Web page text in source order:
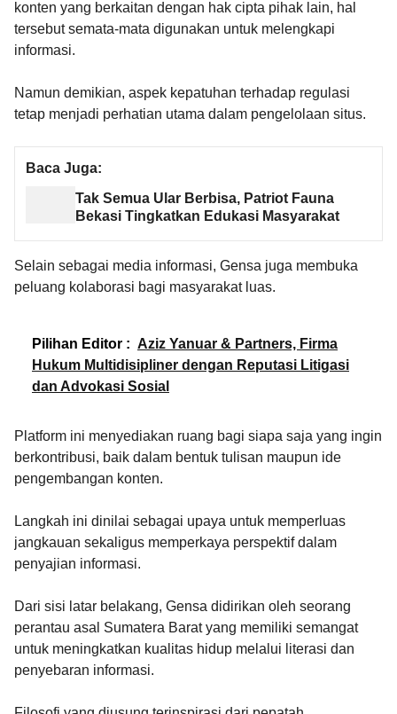
konten yang berkaitan dengan hak cipta pihak lain, hal
tersebut semata-mata digunakan untuk melengkapi
informasi.
Namun demikian, aspek kepatuhan terhadap regulasi
tetap menjadi perhatian utama dalam pengelolaan situs.
Baca Juga:
Tak Semua Ular Berbisa, Patriot Fauna
Bekasi Tingkatkan Edukasi Masyarakat
Selain sebagai media informasi, Gensa juga membuka
peluang kolaborasi bagi masyarakat luas.
Pilihan Editor : Aziz Yanuar & Partners, Firma
Hukum Multidisipliner dengan Reputasi Litigasi
dan Advokasi Sosial
Platform ini menyediakan ruang bagi siapa saja yang ingin
berkontribusi, baik dalam bentuk tulisan maupun ide
pengembangan konten.
Langkah ini dinilai sebagai upaya untuk memperluas
jangkauan sekaligus memperkaya perspektif dalam
penyajian informasi.
Dari sisi latar belakang, Gensa didirikan oleh seorang
perantau asal Sumatera Barat yang memiliki semangat
untuk meningkatkan kualitas hidup melalui literasi dan
penyebaran informasi.